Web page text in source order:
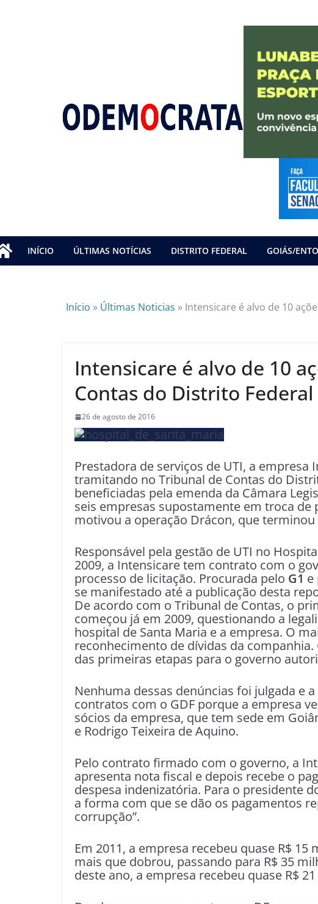
INÍCIO ÚLTIMAS NOTÍCIAS DISTRITO FEDERAL GOIÁS/
Início » Últimas Noticias » Intensicare é alvo de 10
Intensicare é alvo de 10
Contas do Distrito Federal
26 de agosto de 2016
Prestadora de serviços de UTI, a empresa
tramitando no Tribunal de Contas do
beneficiadas pela emenda da Câmara
seis empresas supostamente em troca
motivou a operação Drácon, que
Responsável pela gestão de UTI no
2009, a Intensicare tem contrato com o
processo de licitação. Procurada pelo G1 e
se manifestado até a publicação desta
De acordo com o Tribunal de Contas, o
começou já em 2009, questionando a
hospital de Santa Maria e a empresa. O
reconhecimento de dívidas da
das primeiras etapas para o governo
Nenhuma dessas denúncias foi julgada e
contratos com o GDF porque a empresa
sócios da empresa, que tem sede em
e Rodrigo Teixeira de Aquino.
Pelo contrato firmado com o governo, a
apresenta nota fiscal e depois recebe o
despesa indenizatória. Para o presidente
a forma com que se dão os pagamentos
corrupção”.
Em 2011, a empresa recebeu quase R$ 15
mais que dobrou, passando para R$ 35
deste ano, a empresa recebeu quase R$